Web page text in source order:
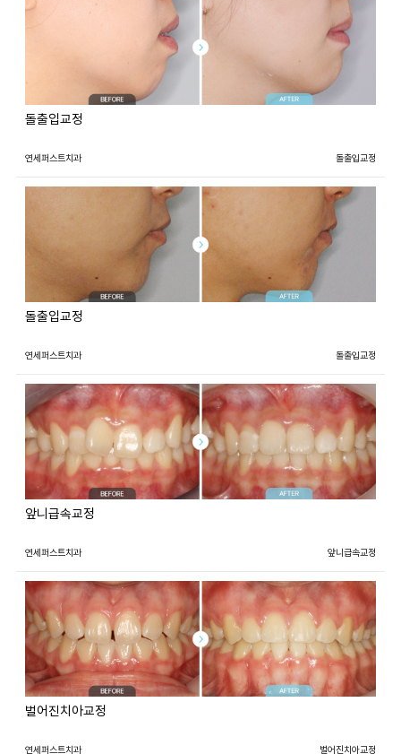
돌출입교정
연세퍼스트치과 돌출입교정
돌출입교정
연세퍼스트치과 돌출입교정
앞니급속교정
연세퍼스트치과 앞니급속교정
벌어진치아교정
연세퍼스트치과 벌어진치아교정